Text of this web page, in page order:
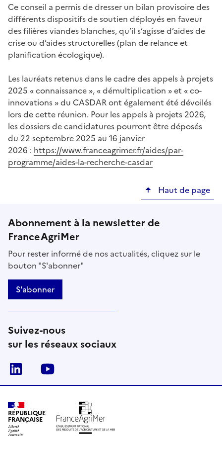
Ce conseil a permis de dresser un bilan provisoire des
différents dispositifs de soutien déployés en faveur
des filières viandes blanches, qu’il s’agisse d’aides de
crise ou d’aides structurelles (plan de relance et
planification écologique).
Les lauréats retenus dans le cadre des appels à projets
2025 « connaissance », « démultiplication » et « co-
innovations » du CASDAR ont également été dévoilés
lors de cette réunion. Pour les appels à projets 2026,
les dossiers de candidatures pourront être déposés
du 22 septembre 2025 au 16 janvier
2026 : https://www.franceagrimer.fr/aides/par-
programme/aides-la-recherche-casdar
Haut de page
Abonnement à la newsletter de
FranceAgriMer
Pour rester informé de nos actualités, cliquez sur le
bouton "S'abonner"
S'abonner
Suivez-nous
sur les réseaux sociaux
Linkedin
RÉPUBLIQUE
FRANÇAISE